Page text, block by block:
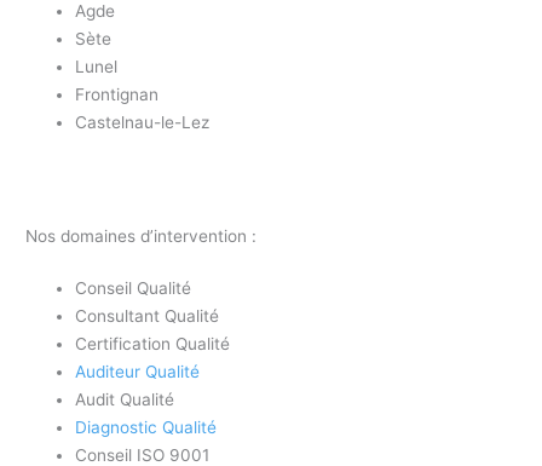
Agde
Sète
Lunel
Frontignan
Castelnau-le-Lez
Nos domaines d’intervention :
Conseil Qualité
Consultant Qualité
Certification Qualité
Auditeur Qualité
Audit Qualité
Diagnostic Qualité
Conseil ISO 9001